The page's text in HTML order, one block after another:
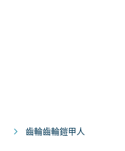
齒輪齒輪鎧甲人